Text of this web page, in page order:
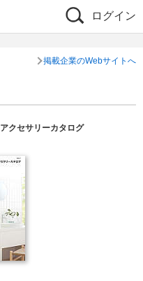
ログイン
掲載企業のWebサイトへ
アクセサリーカタログ